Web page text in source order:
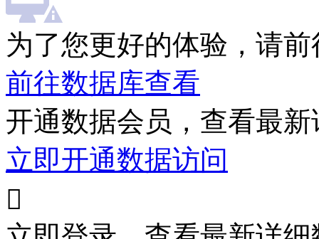
为了您更好的体验，请
前往数据库查看
开通数据会员，查看最
立即开通数据访问
